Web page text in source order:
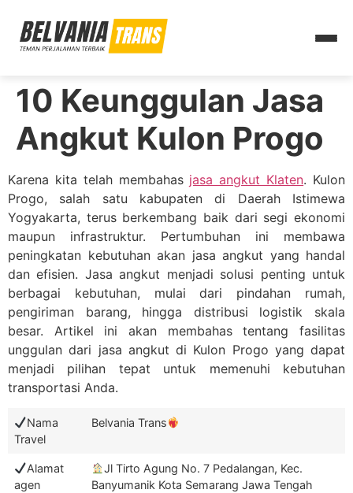
10 Keunggulan Jasa
Angkut Kulon Progo
Karena kita telah membahas jasa angkut Klaten. Kulon
Progo, salah satu kabupaten di Daerah Istimewa
Yogyakarta, terus berkembang baik dari segi ekonomi
maupun infrastruktur. Pertumbuhan ini membawa
peningkatan kebutuhan akan jasa angkut yang handal
dan efisien. Jasa angkut menjadi solusi penting untuk
berbagai kebutuhan, mulai dari pindahan rumah,
pengiriman barang, hingga distribusi logistik skala
besar. Artikel ini akan membahas tentang fasilitas
unggulan dari jasa angkut di Kulon Progo yang dapat
menjadi pilihan tepat untuk memenuhi kebutuhan
transportasi Anda.
Nama
Travel
Belvania Trans
Alamat
agen
Jl Tirto Agung No. 7 Pedalangan, Kec.
Banyumanik Kota Semarang Jawa Tengah